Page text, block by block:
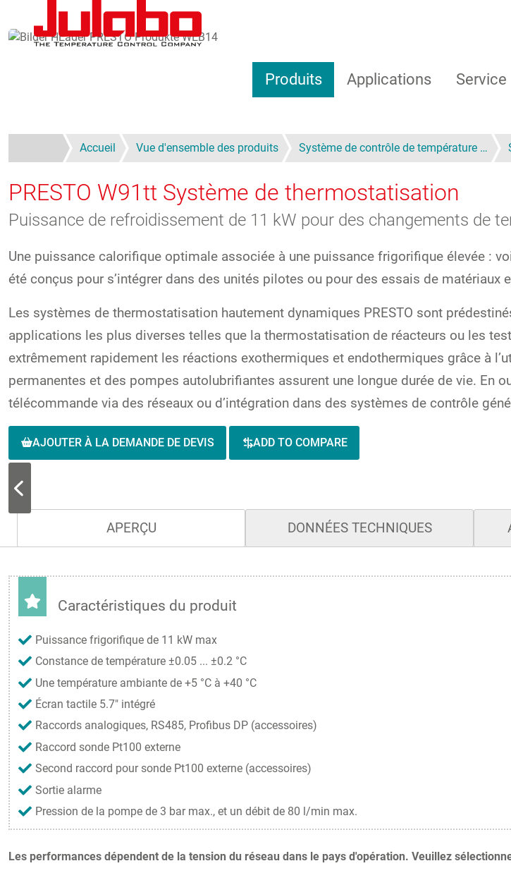
Aller au contenu principal
Produits Applications Service
Accueil Vue d'ensemble des produits Système de contrôle de température …
PRESTO W91tt Système de thermostatisation
Puissance de refroidissement de 11 kW pour des changements de
Une puissance calorifique optimale associée à une puissance frigorifique élevée :
été conçus pour s’intégrer dans des unités pilotes ou pour des essais de matériaux
Les systèmes de thermostatisation hautement dynamiques PRESTO sont
applications les plus diverses telles que la thermostatisation de réacteurs ou les
extrêmement rapidement les réactions exothermiques et endothermiques grâce à
permanentes et des pompes autolubrifiantes assurent une longue durée de vie.
télécommande via des réseaux ou d’intégration dans des systèmes de contrôle
AJOUTER À LA DEMANDE DE DEVIS ADD TO COMPARE
APERÇU DONNÉES TECHNIQUES
Les performances dépendent de la tension du réseau dans le pays d'opération. Veuillez
Caractéristiques du produit
Puissance frigorifique de 11 kW max
Constance de température ±0.05 ... ±0.2 °C
Une température ambiante de +5 °C à +40 °C
Écran tactile 5.7" intégré
Raccords analogiques, RS485, Profibus DP (accessoires)
Raccord sonde Pt100 externe
Second raccord pour sonde Pt100 externe (accessoires)
Sortie alarme
Pression de la pompe de 3 bar max., et un débit de 80 l/min max.